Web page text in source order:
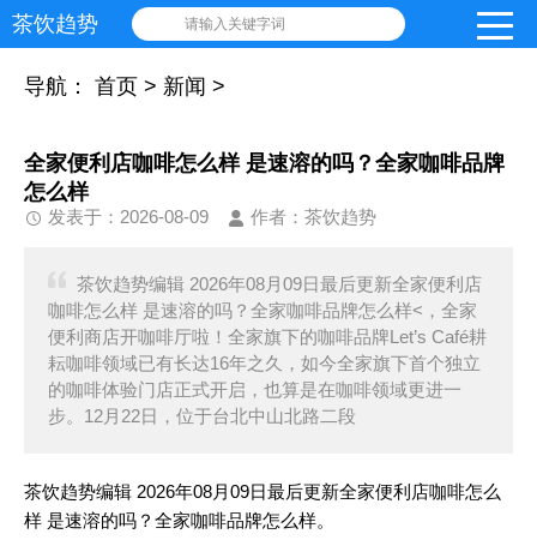
茶饮趋势 请输入关键字词
导航： 首页 > 新闻 >
全家便利店咖啡怎么样 是速溶的吗？全家咖啡品牌
怎么样
发表于：2026-08-09 作者：茶饮趋势
茶饮趋势编辑 2026年08月09日最后更新全家便利店
咖啡怎么样 是速溶的吗？全家咖啡品牌怎么样<，全家
便利商店开咖啡厅啦！全家旗下的咖啡品牌Let’s Café耕
耘咖啡领域已有长达16年之久，如今全家旗下首个独立
的咖啡体验门店正式开启，也算是在咖啡领域更进一
步。12月22日，位于台北中山北路二段
茶饮趋势编辑 2026年08月09日最后更新全家便利店咖啡怎么
样 是速溶的吗？全家咖啡品牌怎么样。